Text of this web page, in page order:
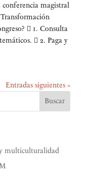
magis­tral
 1. Consulta
 2. Paga y
Entradas siguientes »
Buscar
multiculturalidad